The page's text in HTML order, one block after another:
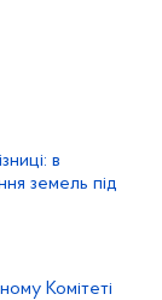
в
земель під
Комітеті